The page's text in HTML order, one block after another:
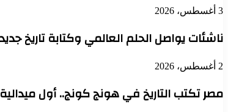
3 أغسطس، 2026
ناشئات يواصل الحلم العالمي وكتابة تاريخ
2 أغسطس، 2026
مصر تكتب التاريخ في هونج كونج.. أول ميدالية